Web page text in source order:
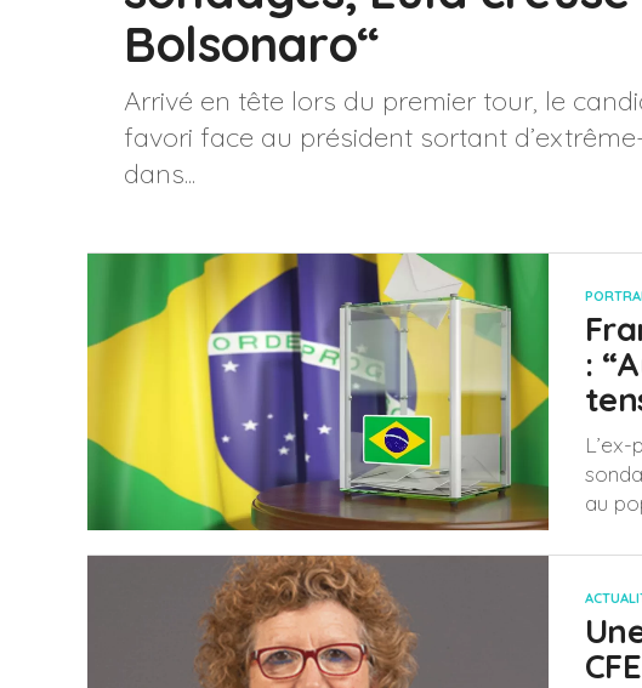
Bolsonaro“
Arrivé en tête lors du premier tour, le
favori face au président sortant
dans...
:
au
CFE